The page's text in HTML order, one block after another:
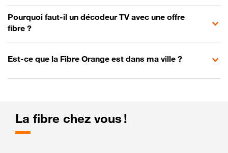
Pourquoi faut-il un décodeur TV avec une offre
fibre ?
Est-ce que la Fibre Orange est dans ma ville ?
La fibre chez vous !